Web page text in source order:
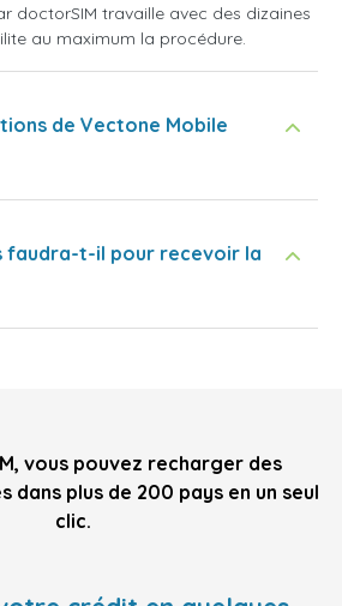
doctorSIM travaille avec des dizaines
au maximum la procédure.
de Vectone Mobile
faudra-t-il pour recevoir la
vous pouvez recharger des
dans plus de 200 pays en un seul
clic.